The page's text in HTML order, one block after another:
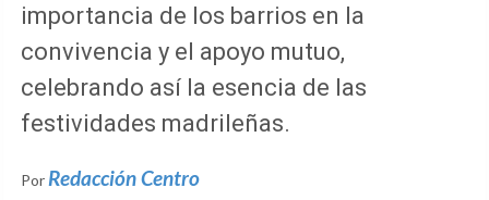
importancia de los barrios en la
convivencia y el apoyo mutuo,
celebrando así la esencia de las
festividades madrileñas.
Por Redacción Centro